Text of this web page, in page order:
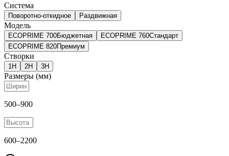
Система
Поворотно-откидное Раздвижная
Модель
ECOPRIME 700Бюджетная ECOPRIME 760Стандарт
ECOPRIME 820Премиум
Створки
1 H 2H 3H
Размеры (мм)
500–900
600–2200